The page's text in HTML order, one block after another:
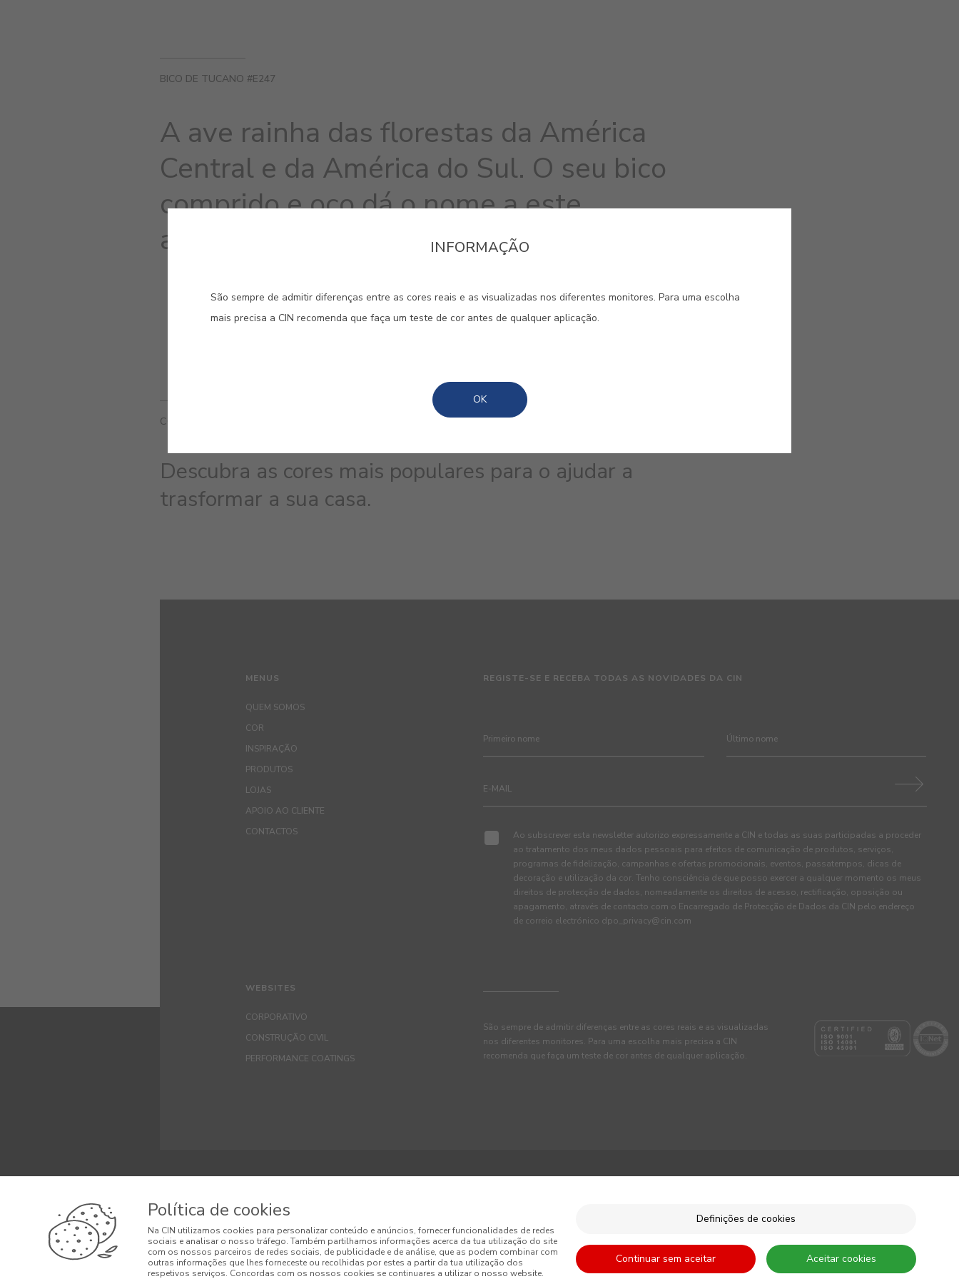
BICO DE TUCANO #E247
A ave rainha das florestas da América
Central e da América do Sul. O seu bico
comprido e oco dá o nome a este
amarelo tropical.
CORES RELACIONADAS
Descubra as cores mais populares para o ajudar a
trasformar a sua casa.
MENUS
QUEM SOMOS
COR
INSPIRAÇÃO
PRODUTOS
LOJAS
APOIO AO CLIENTE
CONTACTOS
REGISTE-SE E RECEBA TODAS AS NOVIDADES DA CIN
Ao subscrever esta newsletter autorizo expressamente a CIN e todas as suas participadas a proceder
ao tratamento dos meus dados pessoais para efeitos de comunicação de produtos, serviços,
programas de fidelização, campanhas e ofertas promocionais, eventos, passatempos, dicas de
decoração e utilização da cor. Tenho consciência de que posso exercer a qualquer momento os meus
direitos de protecção de dados, nomeadamente os direitos de acesso, rectificação, oposição ou
apagamento, através de contacto com o Encarregado de Protecção de Dados da CIN pelo endereço
de correio electrónico dpo_privacy@cin.com
WEBSITES
CORPORATIVO
CONSTRUÇÃO CIVIL
PERFORMANCE COATINGS
São sempre de admitir diferenças entre as cores reais e as visualizadas
nos diferentes monitores. Para uma escolha mais precisa a CIN
recomenda que faça um teste de cor antes de qualquer aplicação.
Termos e Condições Política de Privacidade
Política de Cookies
Condições Gerais de Venda
INFORMAÇÃO
São sempre de admitir diferenças entre as cores reais e as visualizadas nos diferentes monitores. Para uma escolha
mais precisa a CIN recomenda que faça um teste de cor antes de qualquer aplicação.
OK
Política de cookies
Na CIN utilizamos cookies para personalizar conteúdo e anúncios, fornecer funcionalidades de redes
sociais e analisar o nosso tráfego. Também partilhamos informações acerca da tua utilização do site
com os nossos parceiros de redes sociais, de publicidade e de análise, que as podem combinar com
outras informações que lhes forneceste ou recolhidas por estes a partir da tua utilização dos
respetivos serviços. Concordas com os nossos cookies se continuares a utilizar o nosso website.
Definições de cookies
Continuar sem aceitar Aceitar cookies